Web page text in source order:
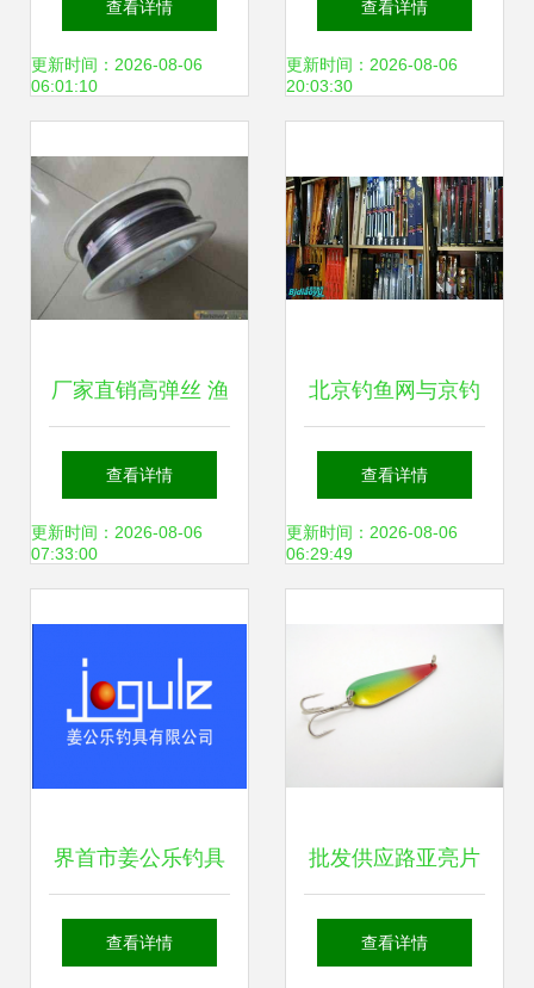
鱼行为成执法重
规
查看详情
更新时间：2026-08-06
06:01:10
你家有吗？——渔
查看详情
更新时间：2026-08-06
20:03:30
厂家直销高弹丝 渔
具专用的记忆镍钛
合金丝，可加工定
查看详情
更新时间：2026-08-06
07:33:00
北京钓鱼网与京钓
网的数字化转身 从
论坛土壤到生态渔
查看详情
更新时间：2026-08-06
06:29:49
界首市姜公乐钓具
匠心渔具，乐享垂
查看详情
批发供应路亚亮片
选择威斯特渔具的
查看详情